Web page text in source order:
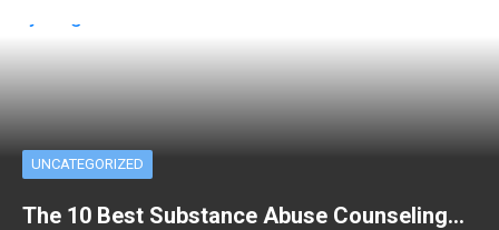
UNCATEGORIZED
The 10 Best Substance Abuse Counseling…